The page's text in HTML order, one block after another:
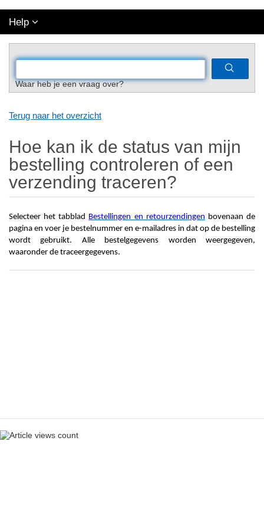
Help
Waar heb je een vraag over?
Terug naar het overzicht
Hoe kan ik de status van mijn
bestelling controleren of een
verzending traceren?
Selecteer het tabblad Bestellingen en retourzendingen bovenaan de
pagina en voer je bestelnummer en e-mailadres in dat op de bestelling
wordt gebruikt. Alle bestelgegevens worden weergegeven,
waaronder de traceergegevens.